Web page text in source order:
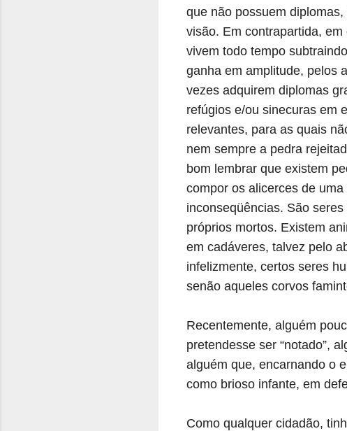
que não possuem
visão. Em contrapartida,
vivem todo tempo
ganha em amplitude, pelos
vezes adquirem diplomas
refúgios e/ou sinecuras em
relevantes, para as quais
nem sempre a pedra
bom lembrar que existem
compor os alicerces de
inconseqüências. São
próprios mortos. Existem
em cadáveres, talvez pelo
infelizmente, certos seres
senão aqueles corvos
Recentemente, alguém
pretendesse ser “notado”,
alguém que, encarnando o
como brioso infante, em
Como qualquer cidadão,